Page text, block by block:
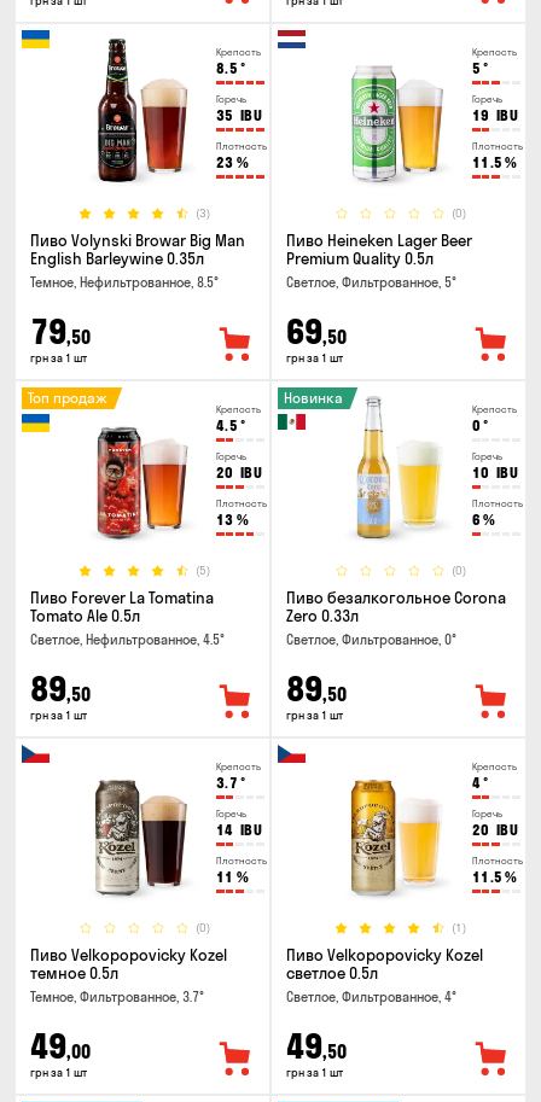
Крепость
8.5 °
Горечь
35 IBU
Плотность
23 %
(3)
Пиво Volynski Browar Big Man
English Barleywine 0.35л
Темное, Нефильтрованное, 8.5°
79,50
грн за 1 шт
Крепость
5 °
Горечь
19 IBU
Плотность
11.5 %
(0)
Пиво Heineken Lager Beer
Premium Quality 0.5л
Светлое, Фильтрованное, 5°
69,50
грн за 1 шт
Крепость
4.5 °
Горечь
20 IBU
Плотность
13 %
(5)
Топ продаж
Пиво Forever La Tomatina
Tomato Ale 0.5л
Светлое, Нефильтрованное, 4.5°
89,50
грн за 1 шт
Крепость
0 °
Горечь
10 IBU
Плотность
6 %
(0)
Новинка
Пиво безалкогольное Corona
Zero 0.33л
Светлое, Фильтрованное, 0°
89,50
грн за 1 шт
Крепость
3.7 °
Горечь
14 IBU
Плотность
11 %
(0)
Пиво Velkopopovicky Kozel
темное 0.5л
Темное, Фильтрованное, 3.7°
49,00
грн за 1 шт
Крепость
4°
Горечь
20 IBU
Плотность
11.5 %
(1)
Пиво Velkopopovicky Kozel
светлое 0.5л
Светлое, Фильтрованное, 4°
49,50
грн за 1 шт